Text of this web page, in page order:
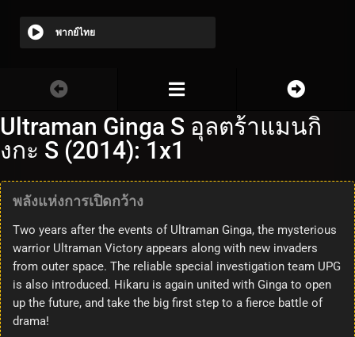
พากย์ไทย
Ultraman Ginga S อุลตร้าแมนกิ
งกะ S (2014): 1x1
พลังแห่งการเปิดกว้าง
Two years after the events of Ultraman Ginga, the mysterious
warrior Ultraman Victory appears along with new invaders
from outer space. The reliable special investigation team UPG
is also introduced. Hikaru is again united with Ginga to open
up the future, and take the big first step to a fierce battle of
drama!